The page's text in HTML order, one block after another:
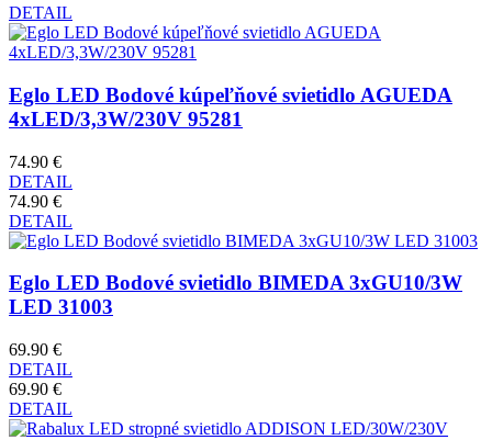
DETAIL
Eglo LED Bodové kúpeľňové svietidlo AGUEDA
4xLED/3,3W/230V 95281
74.90 €
DETAIL
74.90 €
DETAIL
Eglo LED Bodové svietidlo BIMEDA 3xGU10/3W
LED 31003
69.90 €
DETAIL
69.90 €
DETAIL